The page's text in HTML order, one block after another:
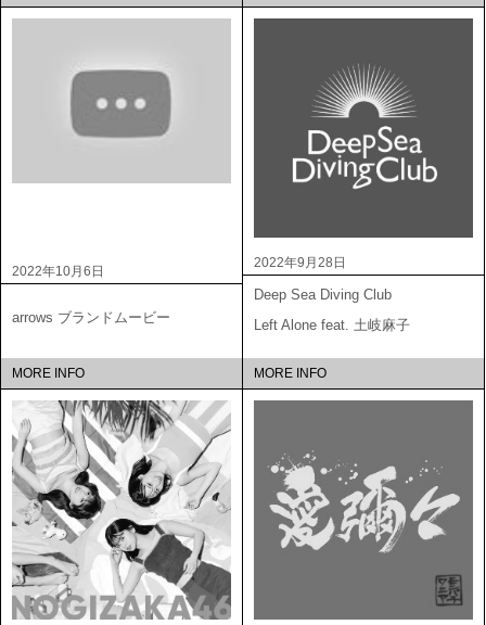
2022年10月6日
arrows ブランドムービー
MORE INFO
2022年9月28日
Deep Sea Diving Club
Left Alone feat. 土岐麻子
MORE INFO